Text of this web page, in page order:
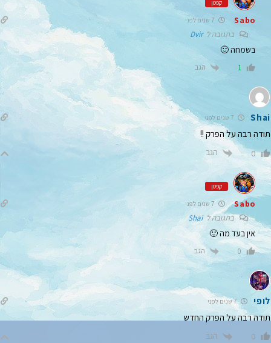
קפטן
Sabo
בתגובה לDvir
בשמחה 🙂
1 הגב
Shai
תודה רבה על הפרק !!
0 הגב
קפטן
Sabo
בתגובה לShai
אין בעד מה 🙂
0 הגב
לופי 7 שנים לפני
תודה רבה על הפרק החדש
0 הגב